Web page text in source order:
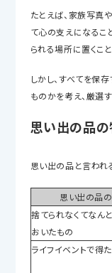
たとえば、家族写真
て心の支えになるこ
られる場所に置くこ
しかし、すべてを保
ものかを考え、厳選
思い出の品
思い出の品と言われ
思い出の品
捨てられなくてなん
おいたもの
ライフイベントで得